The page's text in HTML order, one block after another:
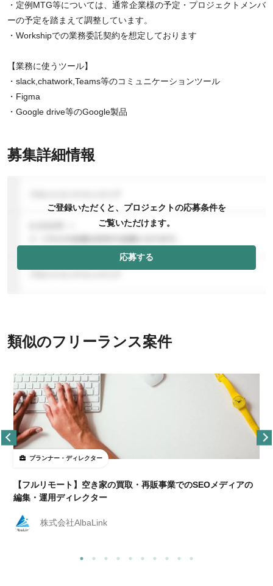
・定例MTG等については、通常企業様の予定・プロジェクトメンバ
ーの予定を踏まえて調整しています。
・Workshipでの業務委託契約を想定しております
【業務に使うツール】
・slack,chatwork,Teams等のコミュニケーションツール
・Figma
・Google drive等のGoogle製品
募集詳細情報
ご登録いただくと、プロジェクトの応募条件を
ご覧いただけます。
応募する
類似のフリーランス案件
プランナー・ディレクター
【フルリモート】空き家の買取・再販事業でのSEOメディアの
編集・運用ディレクター
株式会社AlbaLink